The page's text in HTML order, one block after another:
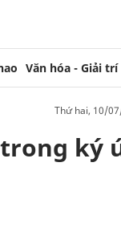
Văn hóa - Giải trí
thứ hai, 10/
ký